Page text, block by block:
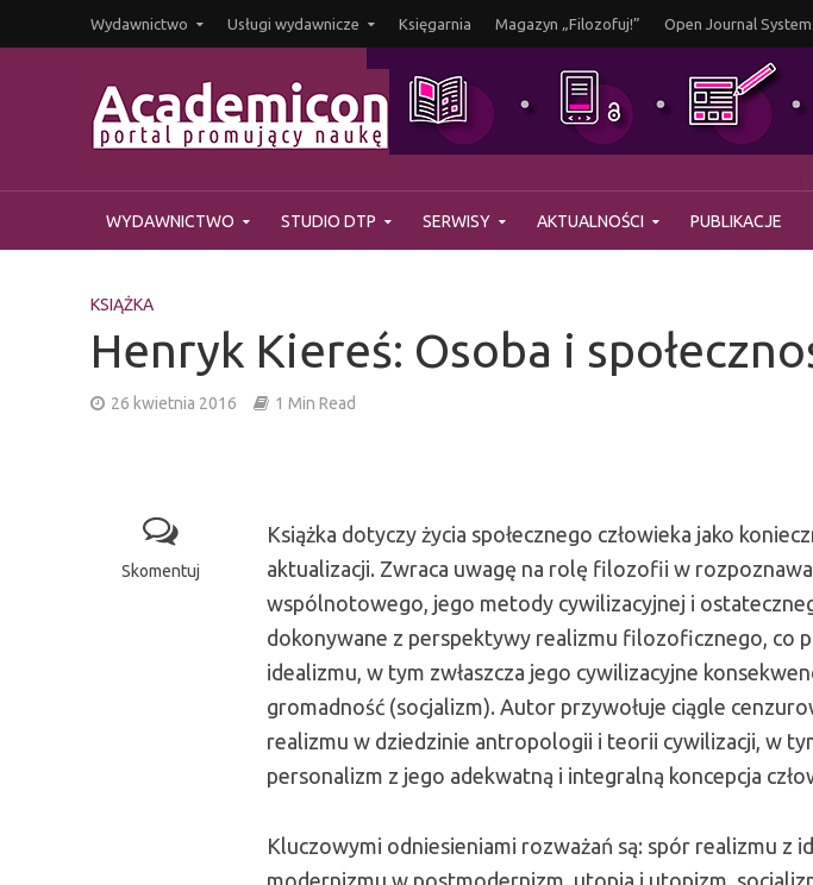
Wydawnictwo Usługi wydawnicze Księgarnia Magazyn „Filozofuj!” Open Journal
WYDAWNICTWO STUDIO DTP SERWISY AKTUALNOŚCI PUBLIKACJE
KSIĄŻKA
Henryk Kiereś: Osoba i
26 kwietnia 2016 1 Min Read
Skomentuj
Książka dotyczy życia społecznego człowieka jako
aktualizacji. Zwraca uwagę na rolę filozofii w
wspólnotowego, jego metody cywilizacyjnej i
dokonywane z perspektywy realizmu filozoficznego, co
idealizmu, w tym zwłaszcza jego cywilizacyjne
gromadność (socjalizm). Autor przywołuje ciągle
realizmu w dziedzinie antropologii i teorii cywilizacji, w
personalizm z jego adekwatną i integralną koncepcja
Kluczowymi odniesieniami rozważań są: spór realizmu z
modernizmu w postmodernizm, utopia i utopizm,